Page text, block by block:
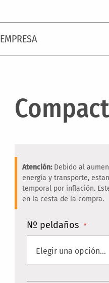
EMPRESA
Atención:Debido al
energía y transporte,
temporal por inflación.
en la cesta de la compra.
Nº peldaños